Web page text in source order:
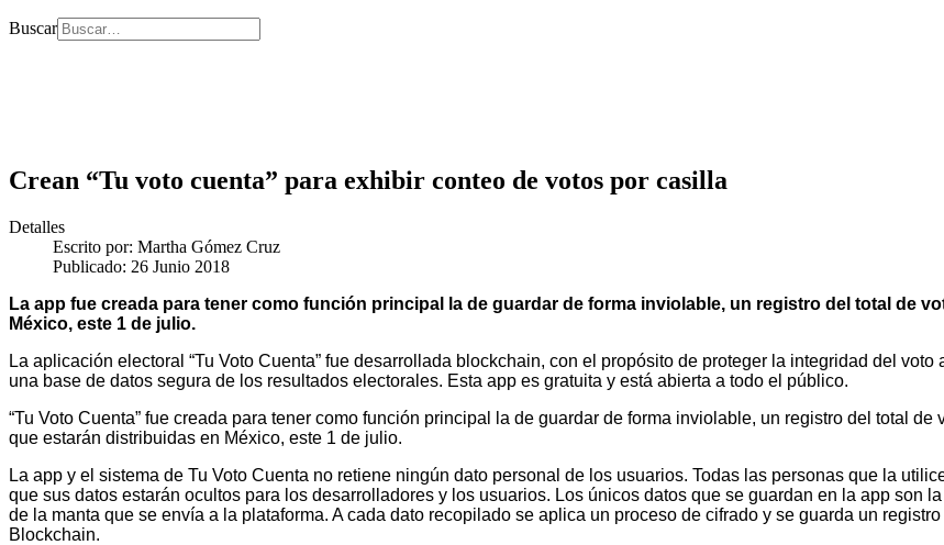
Buscar
Crean “Tu voto cuenta” para exhibir conteo de votos por casilla
Detalles
Escrito por: Martha Gómez Cruz
Publicado: 26 Junio 2018
La app fue creada para tener como función principal la de guardar de forma inviolable, un registro del total de
México, este 1 de julio.
La aplicación electoral “Tu Voto Cuenta” fue desarrollada blockchain, con el propósito de proteger la integridad del voto
una base de datos segura de los resultados electorales. Esta app es gratuita y está abierta a todo el público​.
“Tu Voto Cuenta” fue creada para tener como función principal la de guardar de forma inviolable, un registro del total
que estarán distribuidas en México, este 1 de julio.
La app y el sistema de Tu Voto Cuenta no retiene ningún dato personal de los usuarios. Todas las personas que la
que sus datos estarán ocultos para los desarrolladores y los usuarios. Los únicos datos que se guardan en la app son
de la manta que se envía a la plataforma. A cada dato recopilado se aplica un proceso de cifrado y se guarda un
Blockchain.